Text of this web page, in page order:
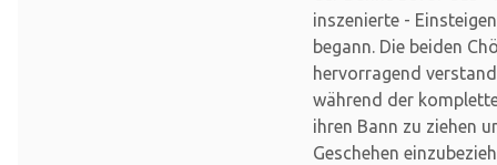
inszenierte -
begann. Die beiden
hervorragend
während der
ihren Bann zu ziehen
Geschehen